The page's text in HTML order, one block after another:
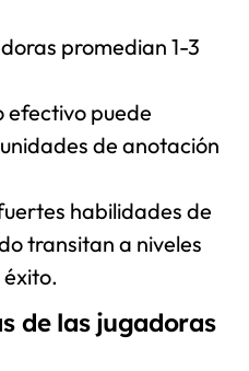
promedian 1-3
efectivo puede
de anotación
habilidades de
transitan a niveles
éxito.
de las jugadoras